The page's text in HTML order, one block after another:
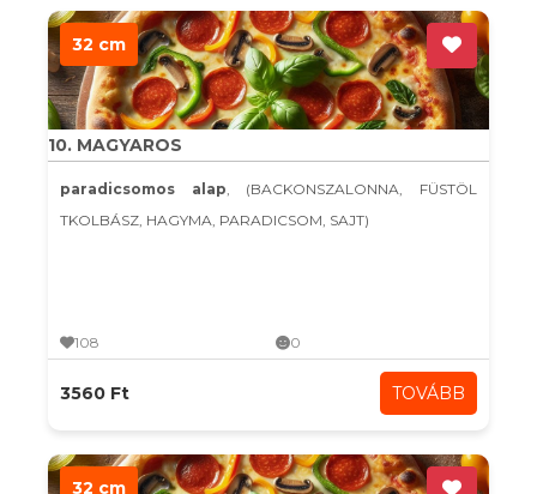
32 cm
10. MAGYAROS
paradicsomos alap, (BACKONSZALONNA, FÜSTÖL
TKOLBÁSZ, HAGYMA, PARADICSOM, SAJT)
108 0
3560 Ft TOVÁBB
32 cm